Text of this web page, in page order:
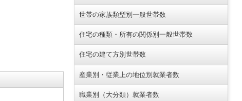
世帯の家族類型別一般世帯数
住宅の種類・所有の関係別一般世帯数
住宅の建て方別世帯数
産業別・従業上の地位別就業者数
職業別（大分類）就業者数